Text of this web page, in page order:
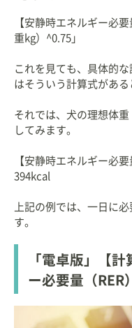
【安静時エネルギー必
重kg）^0.75」
これを見ても、具体的
はそういう計算式がある
それでは、犬の理想体
してみます。
【安静時エネルギー必
394kcal
上記の例では、一日に
す。
「電卓版」【
ー必要量（RER）